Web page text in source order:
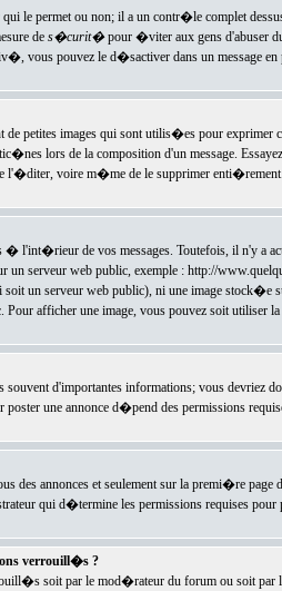
le permet ou non; il a un contr�le complet
de s�curit�pour �viter aux gens d'abuser
vous pouvez le d�sactiver dans un message en
petites images qui sont utilis�es pour exprimer
lors de la composition d'un message.
l'�diter, voire m�me de le supprimer
� l'int�rieur de vos messages. Toutefois, il n'y a
un serveur web public, exemple : http://
un serveur web public), ni une image stock�e
Pour afficher une image, vous pouvez soit
souvent d'importantes informations; vous devriez
une annonce d�pend des permissions
des annonces et seulement sur la premi�re
qui d�termine les permissions requises pour
verrouill�s ?
soit par le mod�rateur du forum ou soit par